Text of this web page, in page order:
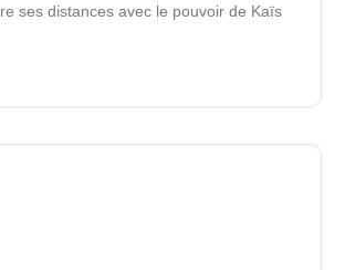
ses distances avec le pouvoir de Kaïs